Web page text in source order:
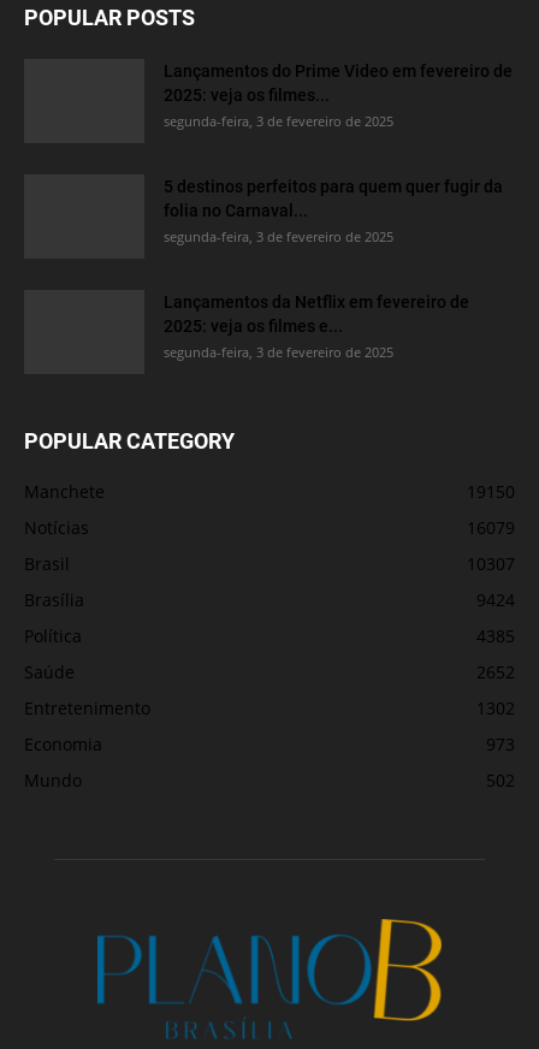
POPULAR POSTS
Lançamentos do Prime Video em fevereiro de
2025: veja os filmes...
segunda-feira, 3 de fevereiro de 2025
5 destinos perfeitos para quem quer fugir da
folia no Carnaval...
segunda-feira, 3 de fevereiro de 2025
Lançamentos da Netflix em fevereiro de
2025: veja os filmes e...
segunda-feira, 3 de fevereiro de 2025
POPULAR CATEGORY
Manchete
19150
Notícias
16079
Brasil
10307
Brasília
9424
Política
4385
Saúde
2652
Entretenimento
1302
Economia
973
Mundo
502